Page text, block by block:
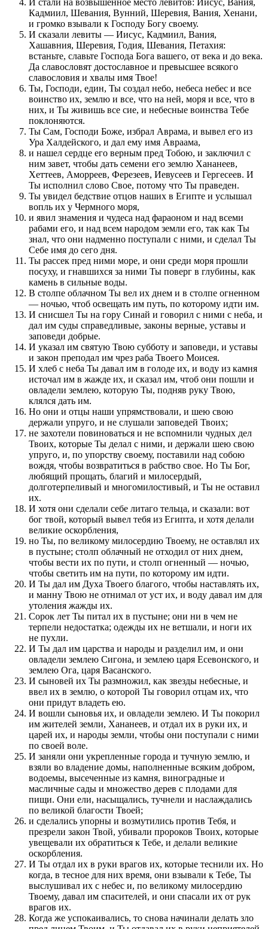
И стали на возвышенное место левитов: Иисус, Вания,
Кадмиил, Шевания, Вунний, Шеревия, Вания, Хенани,
и громко взывали к Господу Богу своему.
И сказали левиты — Иисус, Кадмиил, Вания,
Хашавния, Шеревия, Годия, Шевания, Петахия:
встаньте, славьте Господа Бога вашего, от века и до века.
Да славословят достославное и превысшее всякого
славословия и хвалы имя Твое!
Ты, Господи, един, Ты создал небо, небеса небес и все
воинство их, землю и все, что на ней, моря и все, что в
них, и Ты живишь все сие, и небесные воинства Тебе
поклоняются.
Ты Сам, Господи Боже, избрал Аврама, и вывел его из
Ура Халдейского, и дал ему имя Авраама,
и нашел сердце его верным пред Тобою, и заключил с
ним завет, чтобы дать семени его землю Хананеев,
Хеттеев, Аморреев, Ферезеев, Иевусеев и Гергесеев. И
Ты исполнил слово Свое, потому что Ты праведен.
Ты увидел бедствие отцов наших в Египте и услышал
вопль их у Чермного моря,
и явил знамения и чудеса над фараоном и над всеми
рабами его, и над всем народом земли его, так как Ты
знал, что они надменно поступали с ними, и сделал Ты
Себе имя до сего дня.
Ты рассек пред ними море, и они среди моря прошли
посуху, и гнавшихся за ними Ты поверг в глубины, как
камень в сильные воды.
В столпе облачном Ты вел их днем и в столпе огненном
— ночью, чтоб освещать им путь, по которому идти им.
И снисшел Ты на гору Синай и говорил с ними с неба, и
дал им суды справедливые, законы верные, уставы и
заповеди добрые.
И указал им святую Твою субботу и заповеди, и уставы
и закон преподал им чрез раба Твоего Моисея.
И хлеб с неба Ты давал им в голоде их, и воду из камня
источал им в жажде их, и сказал им, чтоб они пошли и
овладели землею, которую Ты, подняв руку Твою,
клялся дать им.
Но они и отцы наши упрямствовали, и шею свою
держали упруго, и не слушали заповедей Твоих;
не захотели повиноваться и не вспомнили чудных дел
Твоих, которые Ты делал с ними, и держали шею свою
упруго, и, по упорству своему, поставили над собою
вождя, чтобы возвратиться в рабство свое. Но Ты Бог,
любящий прощать, благий и милосердый,
долготерпеливый и многомилостивый, и Ты не оставил
их.
И хотя они сделали себе литаго тельца, и сказали: вот
бог твой, который вывел тебя из Египта, и хотя делали
великие оскорбления,
но Ты, по великому милосердию Твоему, не оставлял их
в пустыне; столп облачный не отходил от них днем,
чтобы вести их по пути, и столп огненный — ночью,
чтобы светить им на пути, по которому им идти.
И Ты дал им Духа Твоего благого, чтобы наставлять их,
и манну Твою не отнимал от уст их, и воду давал им для
утоления жажды их.
Сорок лет Ты питал их в пустыне; они ни в чем не
терпели недостатка; одежды их не ветшали, и ноги их
не пухли.
И Ты дал им царства и народы и разделил им, и они
овладели землею Сигона, и землею царя Есевонского, и
землею Ога, царя Васанского.
И сыновей их Ты размножил, как звезды небесные, и
ввел их в землю, о которой Ты говорил отцам их, что
они придут владеть ею.
И вошли сыновья их, и овладели землею. И Ты покорил
им жителей земли, Хананеев, и отдал их в руки их, и
царей их, и народы земли, чтобы они поступали с ними
по своей воле.
И заняли они укрепленные города и тучную землю, и
взяли во владение домы, наполненные всяким добром,
водоемы, высеченные из камня, виноградные и
масличные сады и множество дерев с плодами для
пищи. Они ели, насыщались, тучнели и наслаждались
по великой благости Твоей;
и сделались упорны и возмутились против Тебя, и
презрели закон Твой, убивали пророков Твоих, которые
увещевали их обратиться к Тебе, и делали великие
оскорбления.
И Ты отдал их в руки врагов их, которые теснили их. Но
когда, в тесное для них время, они взывали к Тебе, Ты
выслушивал их с небес и, по великому милосердию
Твоему, давал им спасителей, и они спасали их от рук
врагов их.
Когда же успокаивались, то снова начинали делать зло